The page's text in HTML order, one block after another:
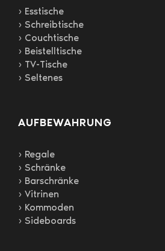
› Esstische
› Schreibtische
› Couchtische
› Beistelltische
› TV-Tische
› Seltenes
AUFBEWAHRUNG
› Regale
› Schränke
› Barschränke
› Vitrinen
› Kommoden
› Sideboards